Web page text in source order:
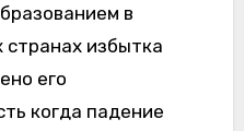
в
избытка
его
когда падение